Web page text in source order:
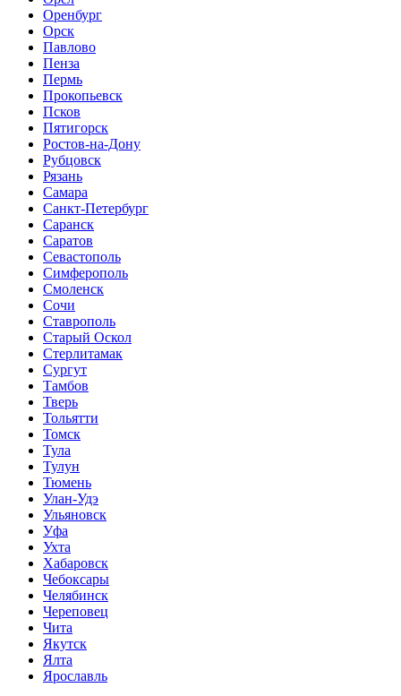
Оренбург
Орск
Павлово
Пенза
Пермь
Прокопьевск
Псков
Пятигорск
Ростов-на-Дону
Рубцовск
Рязань
Самара
Санкт-Петербург
Саранск
Саратов
Севастополь
Симферополь
Смоленск
Сочи
Ставрополь
Старый Оскол
Стерлитамак
Сургут
Тамбов
Тверь
Тольятти
Томск
Тула
Тулун
Тюмень
Улан-Удэ
Ульяновск
Уфа
Ухта
Хабаровск
Чебоксары
Челябинск
Череповец
Чита
Якутск
Ялта
Ярославль